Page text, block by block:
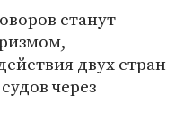
станут
двух стран
через